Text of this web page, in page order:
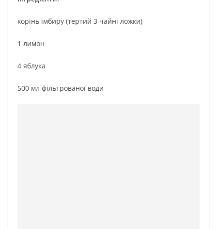
корінь імбиру (тертий 3 чайні ложки)
1 лимон
4 яблука
500 мл фільтрованої води